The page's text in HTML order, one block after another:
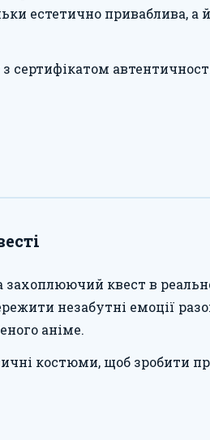
естетично приваблива, а
сертифікатом
захоплюючий квест в
незабутні емоції
аніме.
костюми, щоб зробити